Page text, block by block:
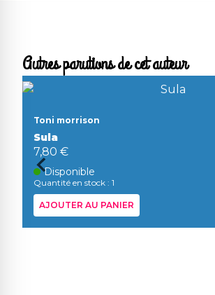
Autres parutions de cet auteur
Toni morrison
Sula
7,80 €
Disponible
Quantité en stock : 1
AJOUTER AU PANIER